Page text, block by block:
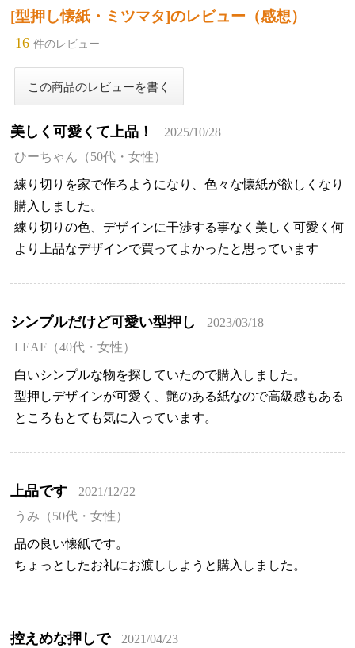
[型押し懐紙・ミツマタ]のレビュー（感想）
16 件のレビュー
美しく可愛くて上品！
2025/10/28
ひーちゃん（50代・女性）
練り切りを家で作ろようになり、色々な懐紙が欲しくなり
購入しました。
練り切りの色、デザインに干渉する事なく美しく可愛く何
より上品なデザインで買ってよかったと思っています
シンプルだけど可愛い型押し
2023/03/18
LEAF（40代・女性）
白いシンプルな物を探していたので購入しました。
型押しデザインが可愛く、艶のある紙なので高級感もある
ところもとても気に入っています。
上品です
2021/12/22
うみ（50代・女性）
品の良い懐紙です。
ちょっとしたお礼にお渡ししようと購入しました。
控えめな押しで
2021/04/23